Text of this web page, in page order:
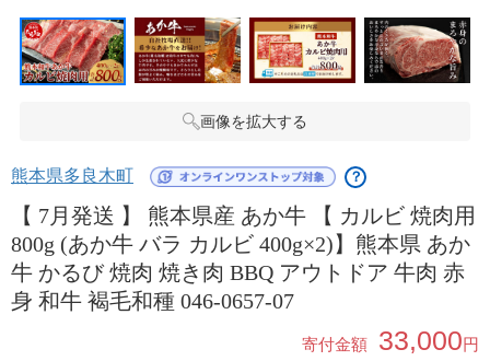
画像を拡大する
熊本県多良木町 ？
【 7月発送 】 熊本県産 あか牛 【 カルビ 焼肉用
800g (あか牛 バラ カルビ 400g×2)】熊本県 あか
牛 かるび 焼肉 焼き肉 BBQ アウトドア 牛肉 赤
身 和牛 褐毛和種 046-0657-07
寄付金額 33,000円